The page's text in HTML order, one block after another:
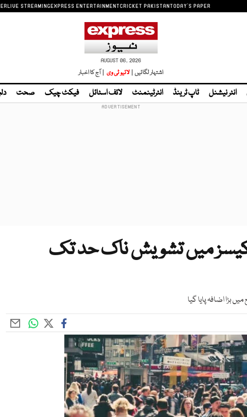
LIVE STREAMINGEXPRESS ENTERTAINMENTCRICKET PAKISTANTODAY'S PAPER
AUGUST 06, 2026
اشتہار لگائیں | لائیو ٹی وی | آج کا اخبار
انٹر نیشنل ٹاپ ٹرینڈ انٹرٹینمنٹ لائف اسٹائل فیکٹ چیک صحت
میں تشویش ناک حد تک